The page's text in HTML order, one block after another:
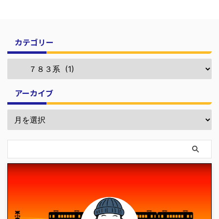
カテゴリー
アーカイブ